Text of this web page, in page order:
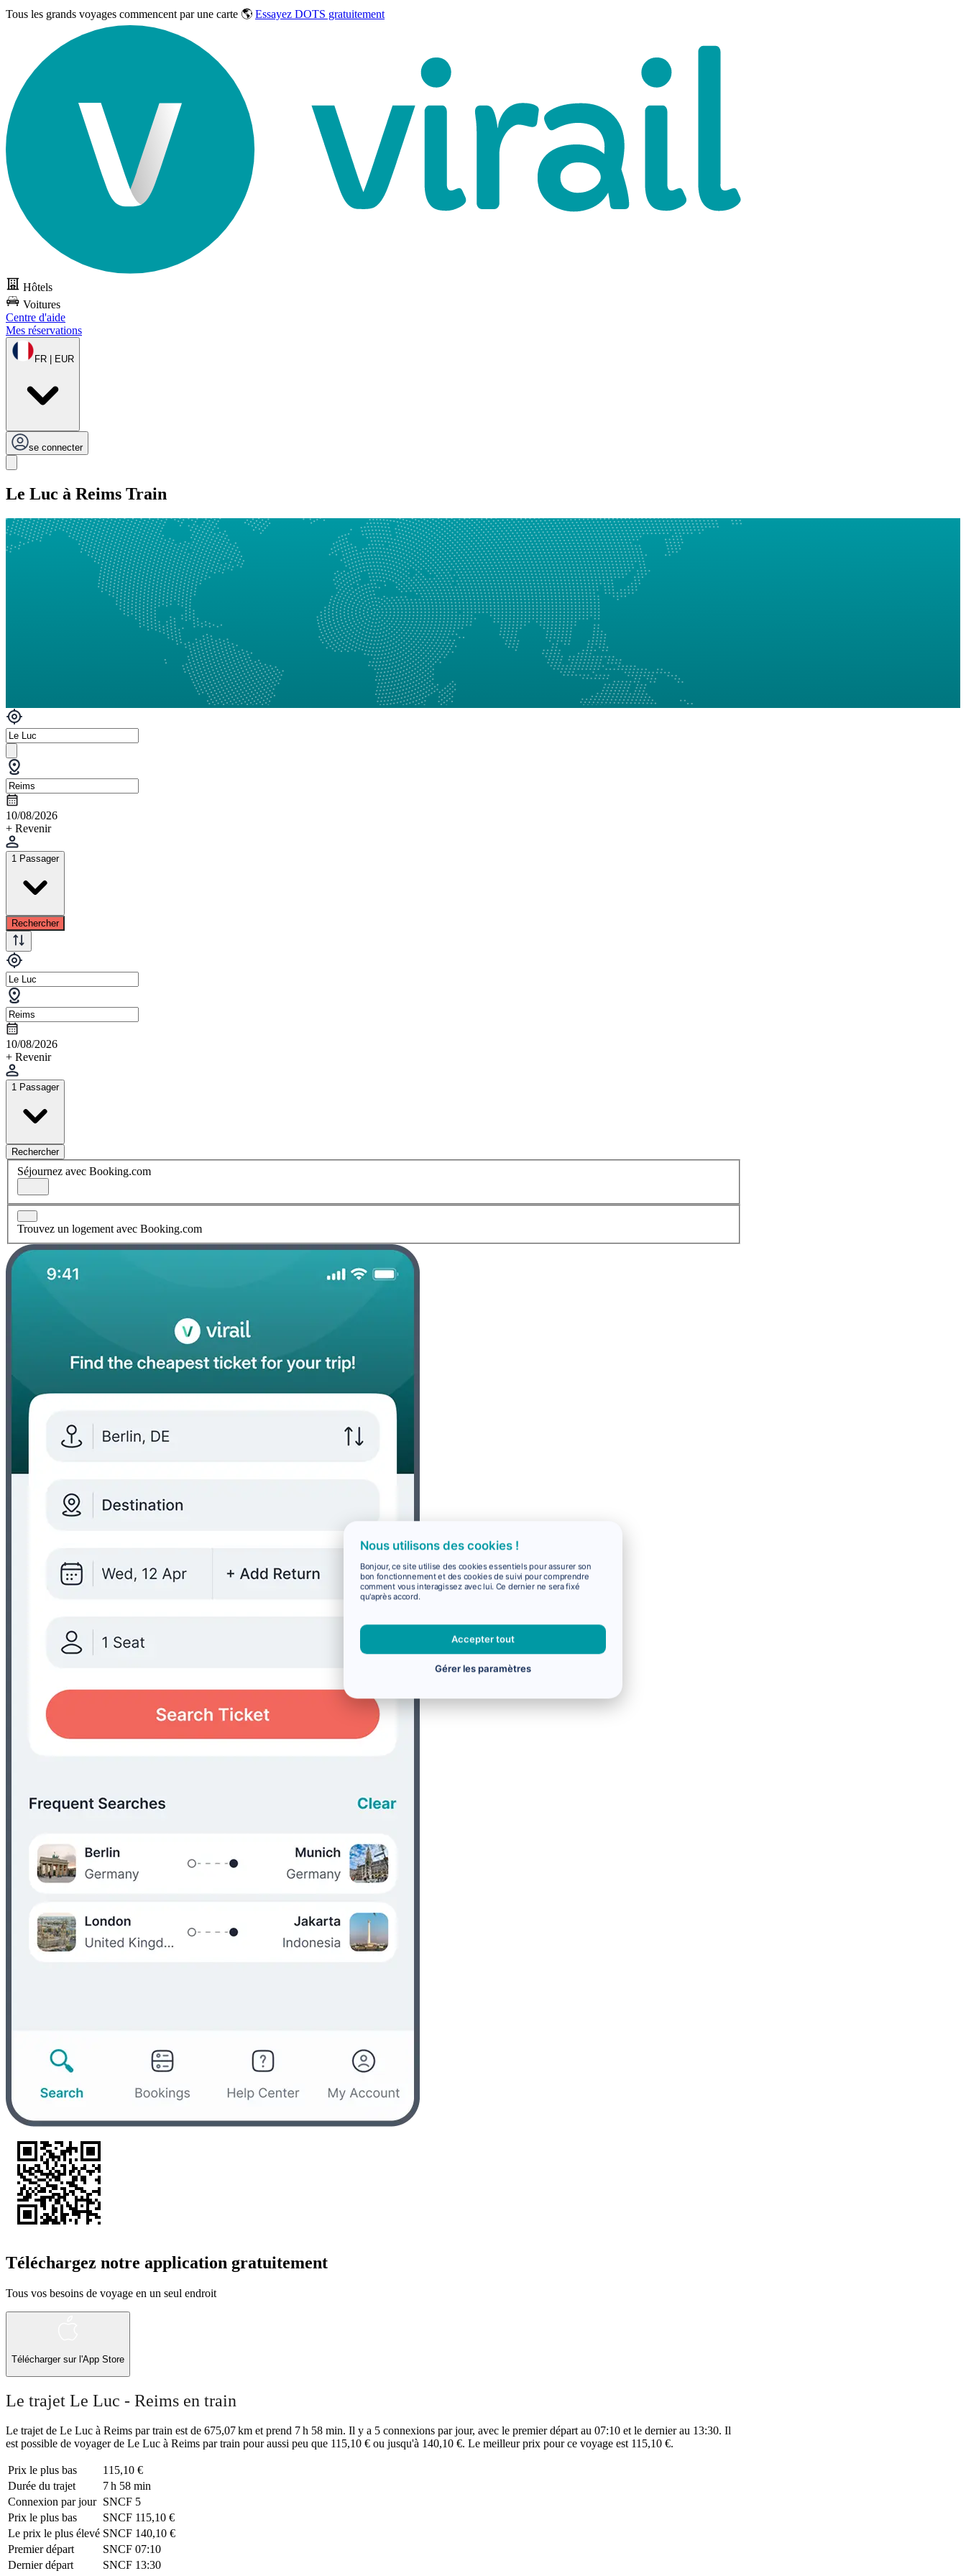
Tous les grands voyages commencent par une carte 🌎 Essayez DOTS gratuitement
Hôtels
Voitures
Centre d'aide
Mes réservations
FR | EUR
se connecter
Le Luc à Reims Train
10/08/2026
+ Revenir
1 Passager
Rechercher
10/08/2026
+ Revenir
1 Passager
Rechercher
Séjournez avec Booking.com
Trouvez un logement avec Booking.com
Téléchargez notre application gratuitement
Tous vos besoins de voyage en un seul endroit
Télécharger sur l'App Store
Le trajet Le Luc - Reims en train
Le trajet de Le Luc à Reims par train est de 675,07 km et prend 7 h 58 min. Il y a 5 connexions par jour, avec le premier départ au 07:10 et le dernier au 13:30. Il
est possible de voyager de Le Luc à Reims par train pour aussi peu que 115,10 € ou jusqu'à 140,10 €. Le meilleur prix pour ce voyage est 115,10 €.
Prix ​​le plus bas
115,10 €
Durée du trajet
7 h 58 min
Connexion par jour SNCF 5
Prix ​​le plus bas
SNCF 115,10 €
Le prix le plus élevé SNCF 140,10 €
Premier départ
SNCF 07:10
Dernier départ
SNCF 13:30
Nous utilisons des cookies !
Bonjour, ce site utilise des cookies essentiels pour assurer son
bon fonctionnement et des cookies de suivi pour comprendre
comment vous interagissez avec lui. Ce dernier ne sera fixé
qu'après accord.
Accepter tout
Gérer les paramètres